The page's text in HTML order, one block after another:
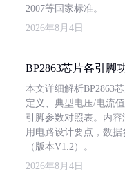
2007等国家标准。
2026年8月4日
BP2863芯片各引脚
本文详细解析BP2863
定义、典型电压/电流
引脚参数对照表。内
用电路设计要点，数
（版本V1.2）。
2026年8月4日